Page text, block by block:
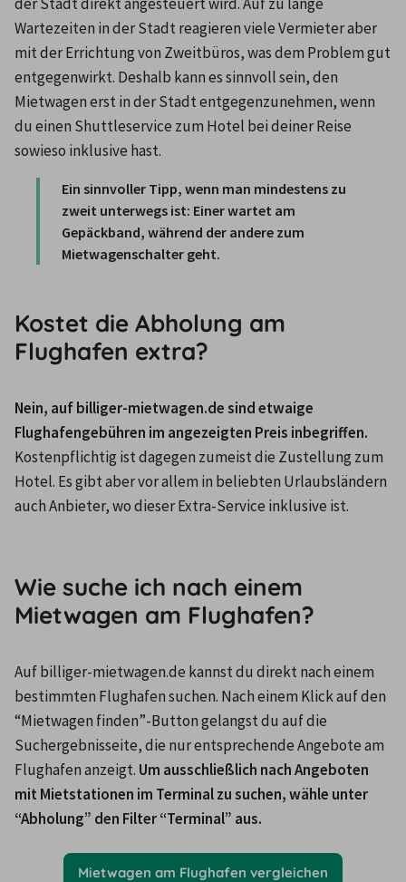
Wartezeiten in der Stadt reagieren viele Vermieter aber
mit der Errichtung von Zweitbüros, was dem Problem gut
entgegenwirkt. Deshalb kann es sinnvoll sein, den
Mietwagen erst in der Stadt entgegenzunehmen, wenn
du einen Shuttleservice zum Hotel bei deiner Reise
sowieso inklusive hast.
Ein sinnvoller Tipp, wenn man mindestens zu
zweit unterwegs ist: Einer wartet am
Gepäckband, während der andere zum
Mietwagenschalter geht.
Kostet die Abholung am
Flughafen extra?
Nein, auf billiger-mietwagen.de sind etwaige
Kostenpflichtig ist dagegen zumeist die Zustellung zum
Hotel. Es gibt aber vor allem in beliebten Urlaubsländern
auch Anbieter, wo dieser Extra-Service inklusive ist.
Wie suche ich nach einem
Mietwagen am Flughafen?
Auf billiger-mietwagen.de kannst du direkt nach einem
bestimmten Flughafen suchen. Nach einem Klick auf den
“Mietwagen finden”-Button gelangst du auf die
Suchergebnisseite, die nur entsprechende Angebote am
Flughafen anzeigt. Um ausschließlich nach Angeboten
mit Mietstationen im Terminal zu suchen, wähle unter
“Abholung” den Filter “Terminal” aus.
Mietwagen am Flughafen vergleichen